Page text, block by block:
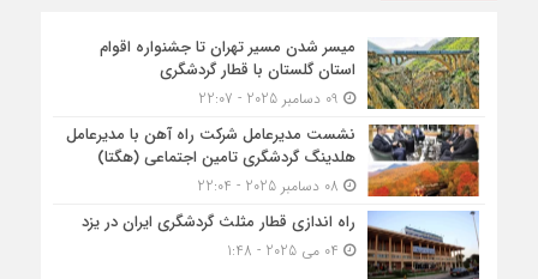
میسر شدن مسیر تهران تا جشنواره اقوام
استان گلستان با قطار گردشگری
نشست مدیرعامل شرکت راه آهن با مدیرعامل
هلدینگ گردشگری تامین اجتماعی (هگتا)
راه اندازی قطار مثلث گردشگری ایران در یزد